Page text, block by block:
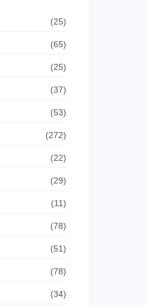
(25)
(65)
(25)
(37)
(53)
(272)
(22)
(29)
(11)
(78)
(51)
(78)
(34)